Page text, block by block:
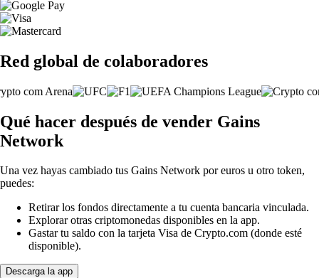
Red global de colaboradores
Qué hacer después de vender Gains
Network
Una vez hayas cambiado tus Gains Network por euros u otro token,
puedes:
Retirar los fondos directamente a tu cuenta bancaria vinculada.
Explorar otras criptomonedas disponibles en la app.
Gastar tu saldo con la tarjeta Visa de Crypto.com (donde esté
disponible).
Descarga la app